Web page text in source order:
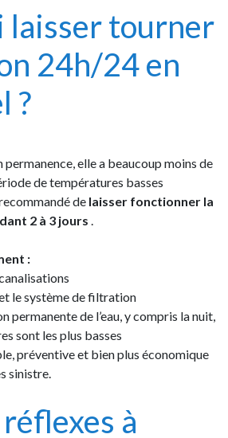
laisser tourner
24h/24 en
?
permanence, elle a beaucoup moins de
de températures basses
de laisser fonctionner la
2 à 3 jours .
:
le système de filtration
permanente de l’eau, y compris la nuit,
sont les plus basses
préventive et bien plus économique
sinistre.
à